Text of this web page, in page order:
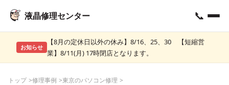
液晶修理センター 📞
お知らせ
【8月の定休日以外の休み】8/16、25、30 【短縮営
業】8/11(月) 17時閉店となります。
トップ 修理事例
東京のパソコン修理